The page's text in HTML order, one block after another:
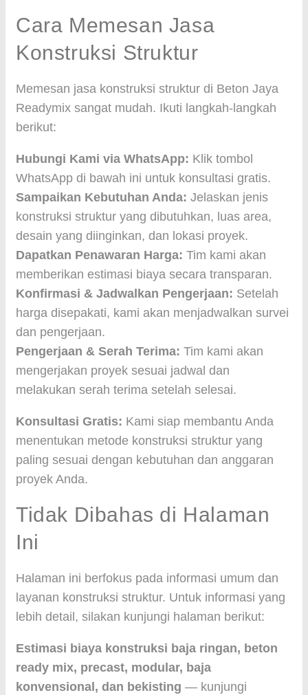
Cara Memesan Jasa
Konstruksi Struktur
Memesan jasa konstruksi struktur di Beton Jaya
Readymix sangat mudah. Ikuti langkah-langkah
berikut:
Hubungi Kami via WhatsApp: Klik tombol
WhatsApp di bawah ini untuk konsultasi gratis.
Sampaikan Kebutuhan Anda: Jelaskan jenis
konstruksi struktur yang dibutuhkan, luas area,
desain yang diinginkan, dan lokasi proyek.
Dapatkan Penawaran Harga: Tim kami akan
memberikan estimasi biaya secara transparan.
Konfirmasi & Jadwalkan Pengerjaan: Setelah
harga disepakati, kami akan menjadwalkan survei
dan pengerjaan.
Pengerjaan & Serah Terima: Tim kami akan
mengerjakan proyek sesuai jadwal dan
melakukan serah terima setelah selesai.
Konsultasi Gratis: Kami siap membantu Anda
menentukan metode konstruksi struktur yang
paling sesuai dengan kebutuhan dan anggaran
proyek Anda.
Tidak Dibahas di Halaman
Ini
Halaman ini berfokus pada informasi umum dan
layanan konstruksi struktur. Untuk informasi yang
lebih detail, silakan kunjungi halaman berikut:
Estimasi biaya konstruksi baja ringan, beton
ready mix, precast, modular, baja
konvensional, dan bekisting — kunjungi